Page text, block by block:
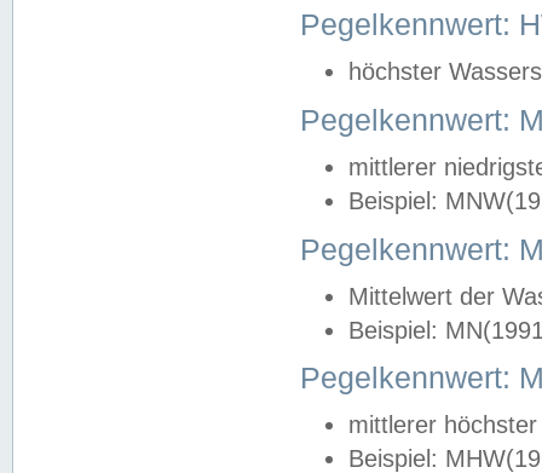
Pegelkennwert:
höchster
Pegelkennwert:
mittlerer
Beispiel:
Pegelkennwert:
Mittelwert der
Beispiel:
Pegelkennwert:
mittlerer
Beispiel: